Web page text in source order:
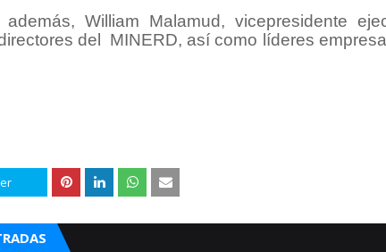
William Malamud, vicepresidente
del MINERD, así como líderes